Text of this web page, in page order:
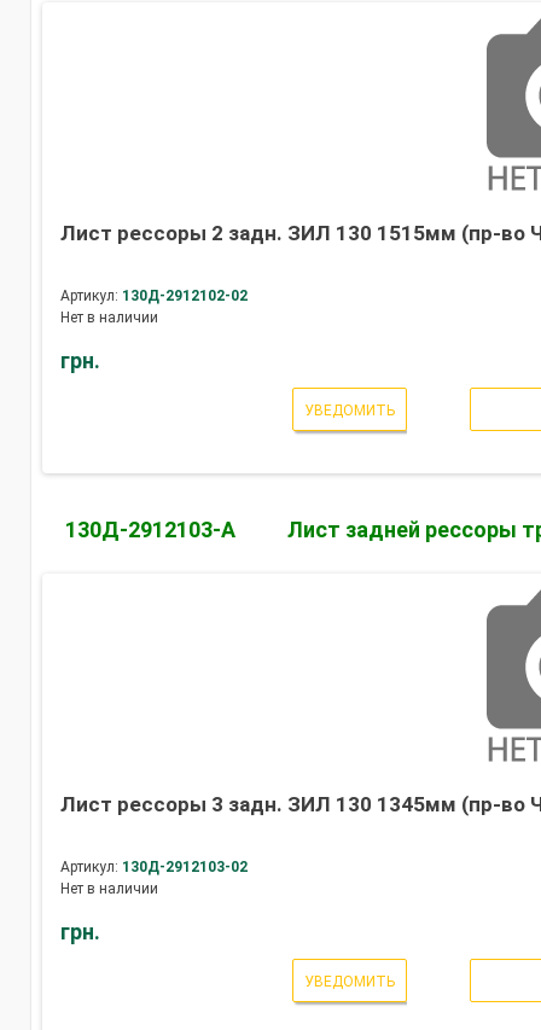
Лист рессоры 2 задн. ЗИЛ 130 1515мм (пр-во
Артикул: 130Д-2912102-02
Нет в наличии
грн.
УВЕДОМИТЬ
130Д-2912103-А Лист задней рессоры
Лист рессоры 3 задн. ЗИЛ 130 1345мм (пр-во
Артикул: 130Д-2912103-02
Нет в наличии
грн.
УВЕДОМИТЬ